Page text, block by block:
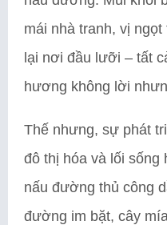
mái nhà tranh, vị
lại nơi đầu lưỡi – tất
hương không lời
Thế nhưng, sự phát
đô thị hóa và lối sống
nấu đường thủ công
đường im bặt, cây